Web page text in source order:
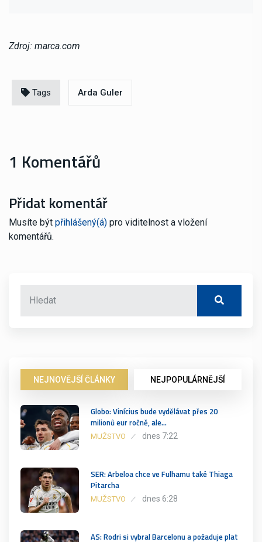
Zdroj: marca.com
Tags Arda Guler
1 Komentářů
Přidat komentář
Musíte být přihlášený(á) pro viditelnost a vložení
komentářů.
NEJNOVĚJŠÍ ČLÁNKY NEJPOPULÁRNĚJŠÍ
Globo: Vinícius bude vydělávat přes 20
milionů eur ročně, ale…
MUŽSTVO dnes 7:22
SER: Arbeloa chce ve Fulhamu také Thiaga
Pitarcha
MUŽSTVO dnes 6:28
AS: Rodri si vybral Barcelonu a požaduje plat